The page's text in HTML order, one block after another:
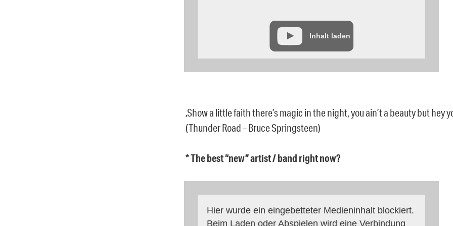
Inhalt laden
‚Show a little faith there’s magic in the night, you ain’t a beauty but hey
(Thunder Road – Bruce Springsteen)
* The best “new” artist / band right now?
Hier wurde ein eingebetteter Medieninhalt blockiert.
Beim Laden oder Abspielen wird eine Verbindung